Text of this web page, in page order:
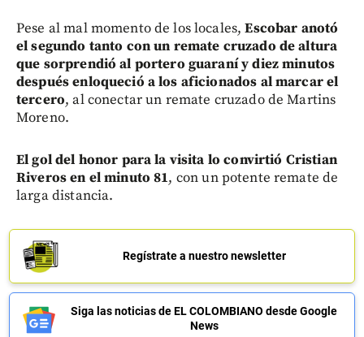
Pese al mal momento de los locales, Escobar anotó
el segundo tanto con un remate cruzado de altura
que sorprendió al portero guaraní y diez minutos
después enloqueció a los aficionados al marcar el
tercero, al conectar un remate cruzado de Martins
Moreno.
El gol del honor para la visita lo convirtió Cristian
Riveros en el minuto 81, con un potente remate de
larga distancia.
Regístrate a nuestro newsletter
Siga las noticias de EL COLOMBIANO desde Google
News